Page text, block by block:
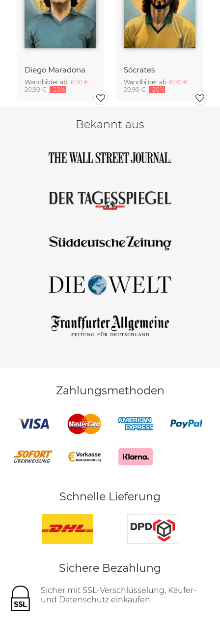
Diego Maradona
Wandbilder ab 16,90 €
20,90 € -20%
Sócrates
Wandbilder ab 16,90 €
20,90 € -20%
Bekannt aus
Zahlungsmethoden
Schnelle Lieferung
Sichere Bezahlung
Sicher mit SSL-Verschlüsselung, Käufer-
und Datenschutz einkaufen